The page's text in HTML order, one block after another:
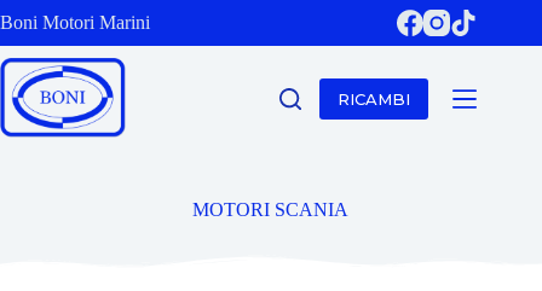
Boni Motori Marini
RICAMBI
MOTORI SCANIA